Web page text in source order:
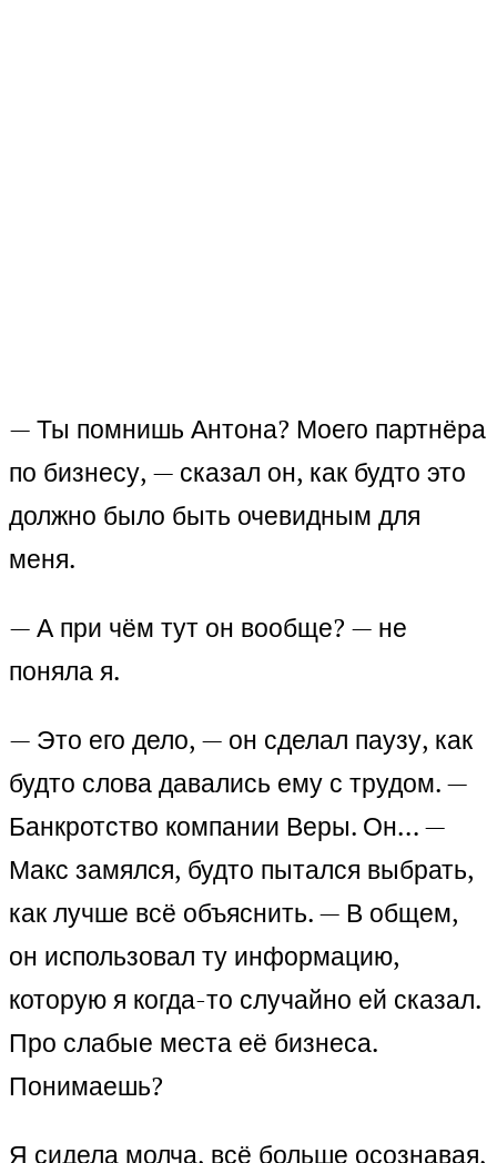
— Ты помнишь Антона? Моего партнёра
по бизнесу, — сказал он, как будто это
должно было быть очевидным для
меня.
— А при чём тут он вообще? — не
поняла я.
— Это его дело, — он сделал паузу, как
будто слова давались ему с трудом. —
Банкротство компании Веры. Он… —
Макс замялся, будто пытался выбрать,
как лучше всё объяснить. — В общем,
он использовал ту информацию,
которую я когда-то случайно ей сказал.
Про слабые места её бизнеса.
Понимаешь?
Я сидела молча, всё больше осознавая,